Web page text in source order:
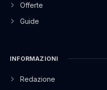
Offerte
Guide
INFORMAZIONI
Redazione